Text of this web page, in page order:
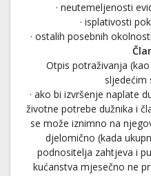
· neutemeljenosti
· isplativosti
· ostalih posebnih
Otpis potraživanja
sljedećim
· ako bi izvršenje naplate
životne potrebe dužnika i
se može iznimno na
djelomično (kada
podnositelja zahtjeva i
kućanstva mjesečno ne